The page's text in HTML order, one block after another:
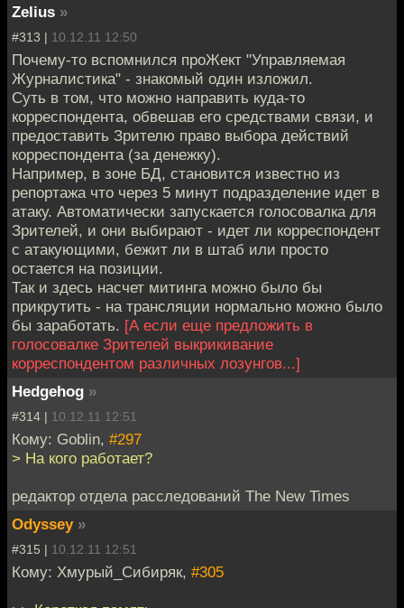
Zelius »
#313 | 10.12.11 12:50
Почему-то вспомнился проЖект "Управляемая
Журналистика" - знакомый один изложил.
Суть в том, что можно направить куда-то
корреспондента, обвешав его средствами связи, и
предоставить Зрителю право выбора действий
корреспондента (за денежку).
Например, в зоне БД, становится известно из
репортажа что через 5 минут подразделение идет в
атаку. Автоматически запускается голосовалка для
Зрителей, и они выбирают - идет ли корреспондент
с атакующими, бежит ли в штаб или просто
остается на позиции.
Так и здесь насчет митинга можно было бы
прикрутить - на трансляции нормально можно было
бы заработать. [А если еще предложить в
голосовалке Зрителей выкрикивание
корреспондентом различных лозунгов...]
Hedgehog »
#314 | 10.12.11 12:51
Кому: Goblin, #297
> На кого работает?
редактор отдела расследований The New Times
Odyssey »
#315 | 10.12.11 12:51
Кому: Хмурый_Сибиряк, #305